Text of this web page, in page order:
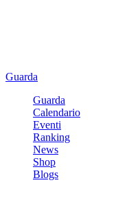
Guarda
Guarda
Calendario
Eventi
Ranking
News
Shop
Blogs